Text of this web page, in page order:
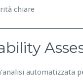
chiare
automatizzata